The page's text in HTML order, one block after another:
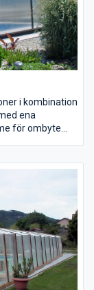
i kombination
ena
för ombyte